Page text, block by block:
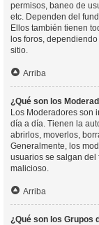
permisos, baneo de
etc. Dependen del
Ellos también tienen
los foros,
sitio.
Arriba
¿Qué son los
Los Moderadores son
día a día. Tienen la
abrirlos, moverlos,
Generalmente, los
usuarios se salgan del
malicioso.
Arriba
¿Qué son los Grupos